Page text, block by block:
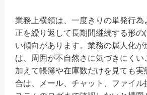
業務上横領は、一度きりの単発行為
正を繰り返して長期間継続する形の
い傾向があります。業務の属人化が
は、周囲が不自然さに気づきにくい
加えて帳簿や在庫数だけを見ても実
合は、メール、チャット、ファイル